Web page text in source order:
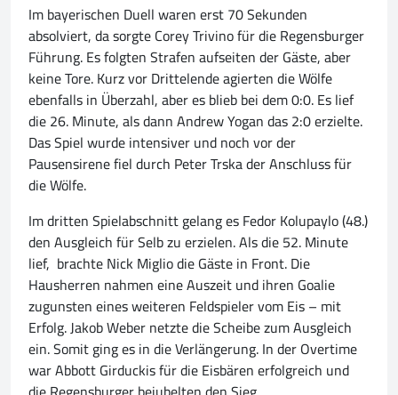
Im bayerischen Duell waren erst 70 Sekunden
absolviert, da sorgte Corey Trivino für die Regensburger
Führung. Es folgten Strafen aufseiten der Gäste, aber
keine Tore. Kurz vor Drittelende agierten die Wölfe
ebenfalls in Überzahl, aber es blieb bei dem 0:0. Es lief
die 26. Minute, als dann Andrew Yogan das 2:0 erzielte.
Das Spiel wurde intensiver und noch vor der
Pausensirene fiel durch Peter Trska der Anschluss für
die Wölfe.
Im dritten Spielabschnitt gelang es Fedor Kolupaylo (48.)
den Ausgleich für Selb zu erzielen. Als die 52. Minute
lief, brachte Nick Miglio die Gäste in Front. Die
Hausherren nahmen eine Auszeit und ihren Goalie
zugunsten eines weiteren Feldspieler vom Eis – mit
Erfolg. Jakob Weber netzte die Scheibe zum Ausgleich
ein. Somit ging es in die Verlängerung. In der Overtime
war Abbott Girduckis für die Eisbären erfolgreich und